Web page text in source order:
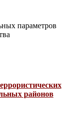
параметров
районов